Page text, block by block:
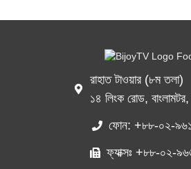
রাহাত টাওয়ার (৮ম তলা)
১৪ লিংক রোড,
ফোন: +৮৮-০২-
ফ্যাক্সঃ +৮৮-০২-